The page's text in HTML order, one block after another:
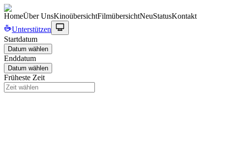
HomeÜber UnsKinoübersichtFilmübersichtNeuStatusKontakt
Unterstützen
Startdatum
Datum wählen
Enddatum
Datum wählen
Früheste Zeit